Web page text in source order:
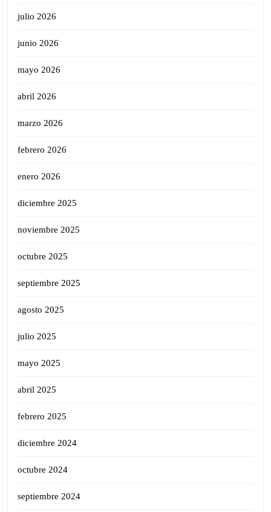
julio 2026
junio 2026
mayo 2026
abril 2026
marzo 2026
febrero 2026
enero 2026
diciembre 2025
noviembre 2025
octubre 2025
septiembre 2025
agosto 2025
julio 2025
mayo 2025
abril 2025
febrero 2025
diciembre 2024
octubre 2024
septiembre 2024